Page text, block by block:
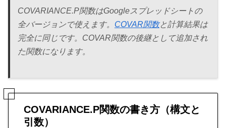
COVARIANCE.P関数はGoogleスプレッドシートの
全バージョンで使えます。 COVAR関数と計算結果は
完全に同じです。COVAR関数の後継として追加され
た関数になります。
COVARIANCE.P関数の書き方（構文と
引数）